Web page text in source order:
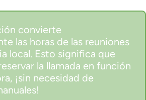
convierte
las horas de las reuniones
local. Esto significa que
la llamada en función
¡sin necesidad de